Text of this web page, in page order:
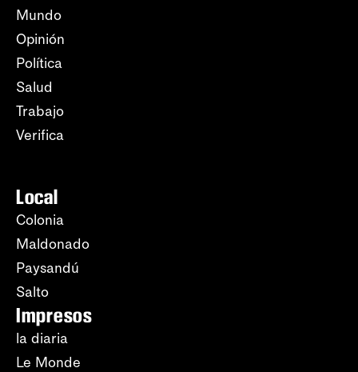
Mundo
Opinión
Política
Salud
Trabajo
Verifica
Local
Colonia
Maldonado
Paysandú
Salto
Impresos
la diaria
Le Monde